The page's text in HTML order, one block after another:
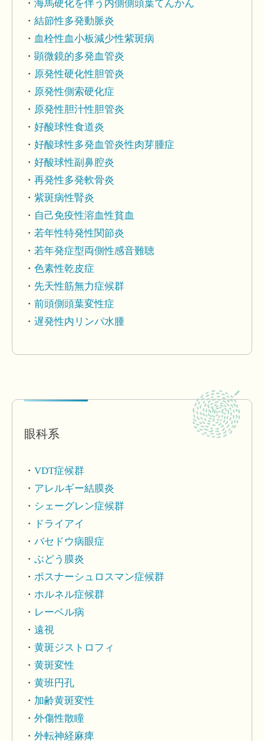
海馬硬化を伴う内側側頭葉てんかん
結節性多発動脈炎
血栓性血小板減少性紫斑病
顕微鏡的多発血管炎
原発性硬化性胆管炎
原発性側索硬化症
原発性胆汁性胆管炎
好酸球性食道炎
好酸球性多発血管炎性肉芽腫症
好酸球性副鼻腔炎
再発性多発軟骨炎
紫斑病性腎炎
自己免疫性溶血性貧血
若年性特発性関節炎
若年発症型両側性感音難聴
色素性乾皮症
先天性筋無力症候群
前頭側頭葉変性症
遅発性内リンパ水腫
眼科系
VDT症候群
アレルギー結膜炎
シェーグレン症候群
ドライアイ
バセドウ病眼症
ぶどう膜炎
ポスナーシュロスマン症候群
ホルネル症候群
レーベル病
遠視
黄斑ジストロフィ
黄斑変性
黄班円孔
加齢黄斑変性
外傷性散瞳
外転神経麻痺